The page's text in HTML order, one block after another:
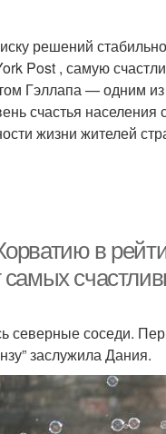
решений
Post , самую
Гэллапа — одним
счастья
жизни жителей
в
самых
северные соседи.
заслужила Дания.